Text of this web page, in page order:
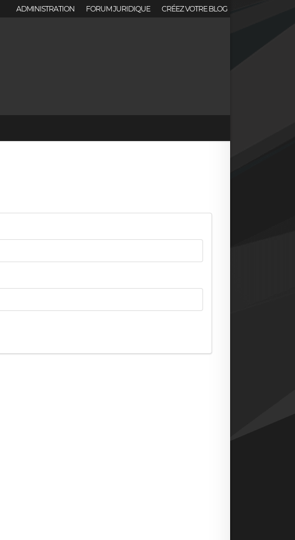
ADMINISTRATION FORUM JURIDIQUE CRÉEZ VOTRE BLOG